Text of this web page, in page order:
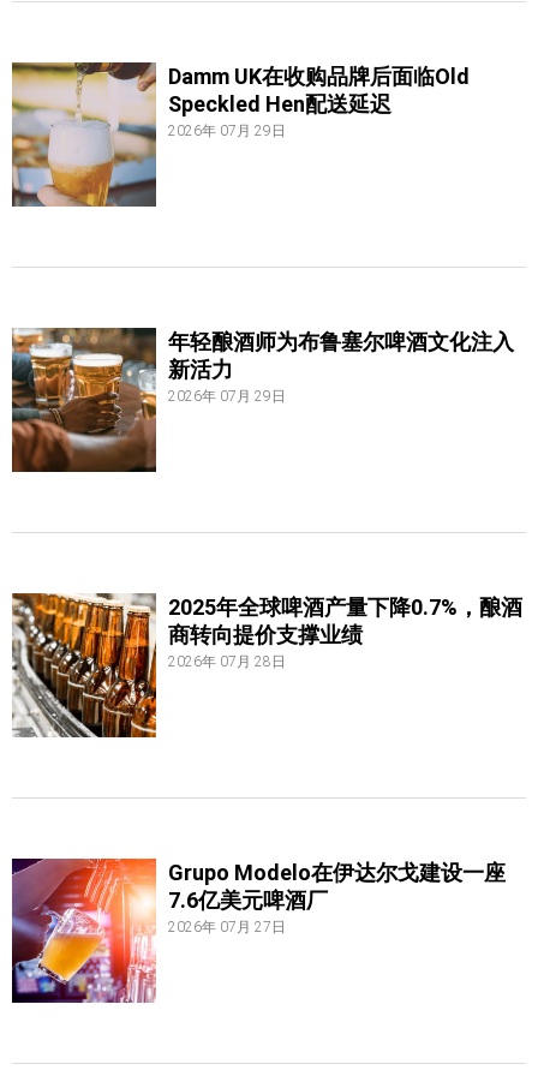
Damm UK在收购品牌后面临Old
Speckled Hen配送延迟
2026年 07月 29日
年轻酿酒师为布鲁塞尔啤酒文化注入
新活力
2026年 07月 29日
2025年全球啤酒产量下降0.7%，酿酒
商转向提价支撑业绩
2026年 07月 28日
Grupo Modelo在伊达尔戈建设一座
7.6亿美元啤酒厂
2026年 07月 27日